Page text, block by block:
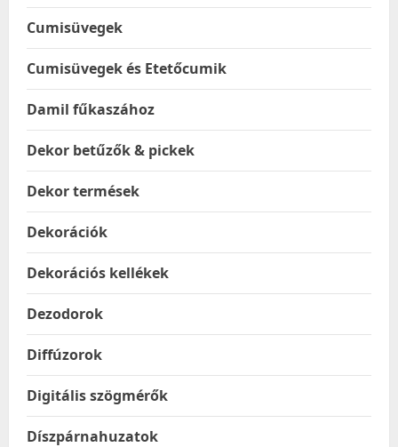
Cumisüvegek
Cumisüvegek és Etetőcumik
Damil fűkaszához
Dekor betűzők & pickek
Dekor termések
Dekorációk
Dekorációs kellékek
Dezodorok
Diffúzorok
Digitális szögmérők
Díszpárnahuzatok